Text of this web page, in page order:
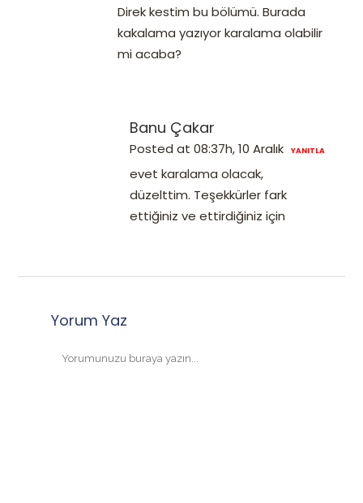
Direk kestim bu bölümü. Burada
kakalama yazıyor karalama olabilir
mi acaba?
Banu Çakar
Posted at 08:37h, 10 Aralık YANITLA
evet karalama olacak,
düzelttim. Teşekkürler fark
ettiğiniz ve ettirdiğiniz için
Yorum Yaz